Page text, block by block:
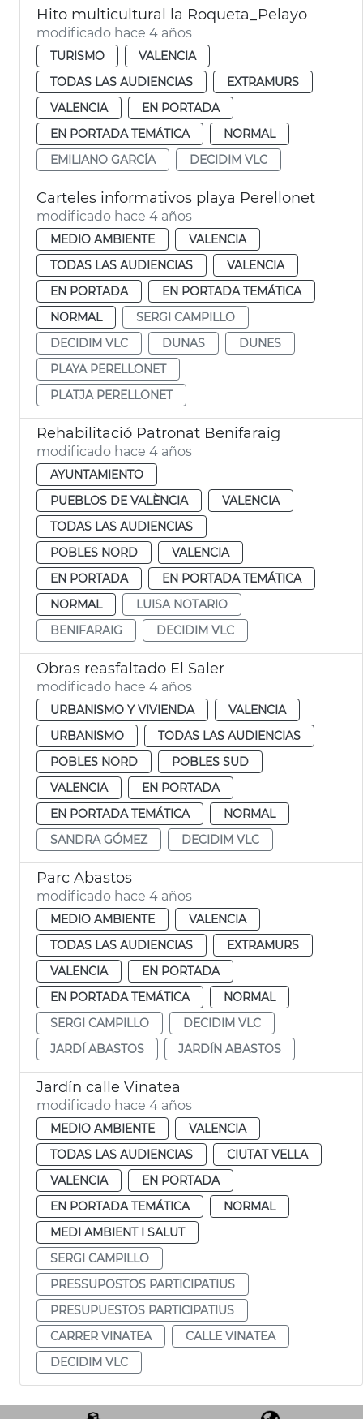
Hito multicultural la Roqueta_Pelayo
modificado hace 4 años
TURISMO
VALENCIA
TODAS LAS AUDIENCIAS
EXTRAMURS
VALENCIA
EN PORTADA
EN PORTADA TEMÁTICA
NORMAL
EMILIANO GARCÍA
DECIDIM VLC
Carteles informativos playa Perellonet
modificado hace 4 años
MEDIO AMBIENTE
VALENCIA
TODAS LAS AUDIENCIAS
VALENCIA
EN PORTADA
EN PORTADA TEMÁTICA
NORMAL
SERGI CAMPILLO
DECIDIM VLC
DUNAS
DUNES
PLAYA PERELLONET
PLATJA PERELLONET
Rehabilitació Patronat Benifaraig
modificado hace 4 años
AYUNTAMIENTO
PUEBLOS DE VALÈNCIA
VALENCIA
TODAS LAS AUDIENCIAS
POBLES NORD
VALENCIA
EN PORTADA
EN PORTADA TEMÁTICA
NORMAL
LUISA NOTARIO
BENIFARAIG
DECIDIM VLC
Obras reasfaltado El Saler
modificado hace 4 años
URBANISMO Y VIVIENDA
VALENCIA
URBANISMO
TODAS LAS AUDIENCIAS
POBLES NORD
POBLES SUD
VALENCIA
EN PORTADA
EN PORTADA TEMÁTICA
NORMAL
SANDRA GÓMEZ
DECIDIM VLC
Parc Abastos
modificado hace 4 años
MEDIO AMBIENTE
VALENCIA
TODAS LAS AUDIENCIAS
EXTRAMURS
VALENCIA
EN PORTADA
EN PORTADA TEMÁTICA
NORMAL
SERGI CAMPILLO
DECIDIM VLC
JARDÍ ABASTOS
JARDÍN ABASTOS
Jardín calle Vinatea
modificado hace 4 años
MEDIO AMBIENTE
VALENCIA
TODAS LAS AUDIENCIAS
CIUTAT VELLA
VALENCIA
EN PORTADA
EN PORTADA TEMÁTICA
NORMAL
MEDI AMBIENT I SALUT
SERGI CAMPILLO
PRESSUPOSTOS PARTICIPATIUS
PRESUPUESTOS PARTICIPATIUS
CARRER VINATEA
CALLE VINATEA
DECIDIM VLC